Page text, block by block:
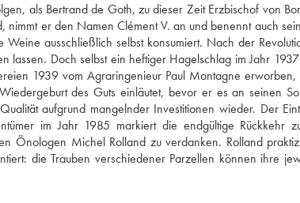
als Bertrand de Goth, zu dieser Zeit Erzbischof von
er den Namen Clément V. an und benennt auch
ausschließlich selbst konsumiert. Nach der
lassen. Doch selbst ein heftiger Hagelschlag im Jahr
1939 vom Agraringenieur Paul Montagne erworben,
des Guts einläutet, bevor er es an seinen
aufgrund mangelnder Investitionen wieder. Der
im Jahr 1985 markiert die endgültige Rückkehr
Önologen Michel Rolland zu verdanken. Rolland
die Trauben verschiedener Parzellen können ihre